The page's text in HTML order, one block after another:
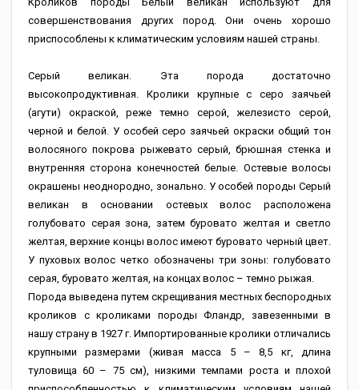
совершенствования других пород. Они очень хорошо
приспособлены к климатическим условиям нашей страны.
Серый великан. Эта порода достаточно
высокопродуктивная. Кролики крупные с серо заячьей
(агути) окраской, реже темно серой, железисто серой,
черной и белой. У особей серо заячьей окраски общий тон
волосяного покрова рыжевато серый, брюшная стенка и
внутренняя сторона конечностей белые. Остевые волосы
окрашены неоднородно, зонально. У особей породы Серый
великан в основании остевых волос расположена
голубовато серая зона, затем буровато желтая и светло
желтая, верхние концы волос имеют буровато черный цвет.
У пуховых волос четко обозначены три зоны: голубовато
серая, буровато желтая, на концах волос – темно рыжая.
Порода выведена путем скрещивания местных беспородных
кроликов с кроликами породы Фландр, завезенными в
нашу страну в 1927 г. Импортированные кролики отличались
крупными размерами (живая масса 5 – 8,5 кг, длина
туловища 60 – 75 см), низкими темпами роста и плохой